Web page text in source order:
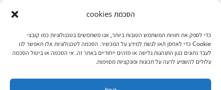
הסכמת cookies
כדי לספק את חוויות המשתמש הטובות ביותר, אנו משתמשים בטכנולוגיות כמו קובצי
Cookie כדי לאחסן ו/או לגשת למידע על המכשיר. הסכמה לטכנולוגיות אלו תאפשר לנו
לעבד נתונים כגון התנהגות גלישה או מזהים ייחודיים באתר זה. אי הסכמה או ביטול הסכמה
עלולים להשפיע לרעה על תכונות ופונקציות מסוימות.
החשבון שלי
ביצוע רכישה